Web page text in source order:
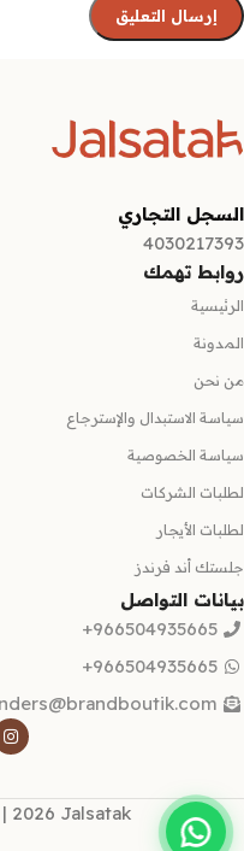
السجل التجاري
4030217393
روابط تهمك
الرئيسية
المدونة
من نحن
سياسة الاستبدال والإسترجاع
سياسة الخصوصية
لطلبات الشركات
لطلبات الأيجار
جلستك أند فرندز
بيانات التواصل
966504935665+
966504935665+
2026 Jalsatak.